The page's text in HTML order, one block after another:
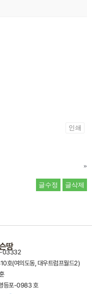
땅
03332
호(여의도동, 대우트럼프월드2)
등포-0983 호